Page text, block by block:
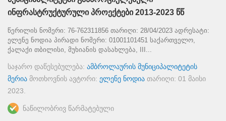
ინფრასტრუქტურული პროექტები 2013-2023 წწ
წერილის ნომერი: 76-762311856 თარიღი: 28/04/2023 ადრესატი:
ელენე ნოდია პირადი ნომერი: 01001101451 საქართველო,
ქალაქი თბილისი, მუხიანის დასახლება, III...
საჯარო დაწესებულება: ამბროლაურის მუნიციპალიტეტის
მერია მოთხოვნის ავტორი: ელენე ნოდია თარიღი: 01 მაისი
2023.
ნაწილობრივ წარმატებული